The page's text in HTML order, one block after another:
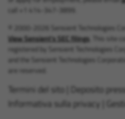
call +1 414-347-3899.
© 2000-2026 Sensient Technologies
View Sensient's SEC filings . This site
registered by Sensient Technologies
and the Sensient Technologies
are reserved.
Termini del sito Deposito
Informativa sulla privacy